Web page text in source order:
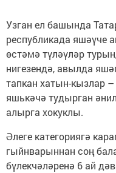
Узган ел башында
республикада яшәүче
өстәмә түләүләр
нигезендә, авылда
тапкан хатын-кызлар
яшькәчә тудырган
алырга хокуклы.
Әлеге категориягә
гыйнварыннан соң
бүлекчәләренә 6 ай